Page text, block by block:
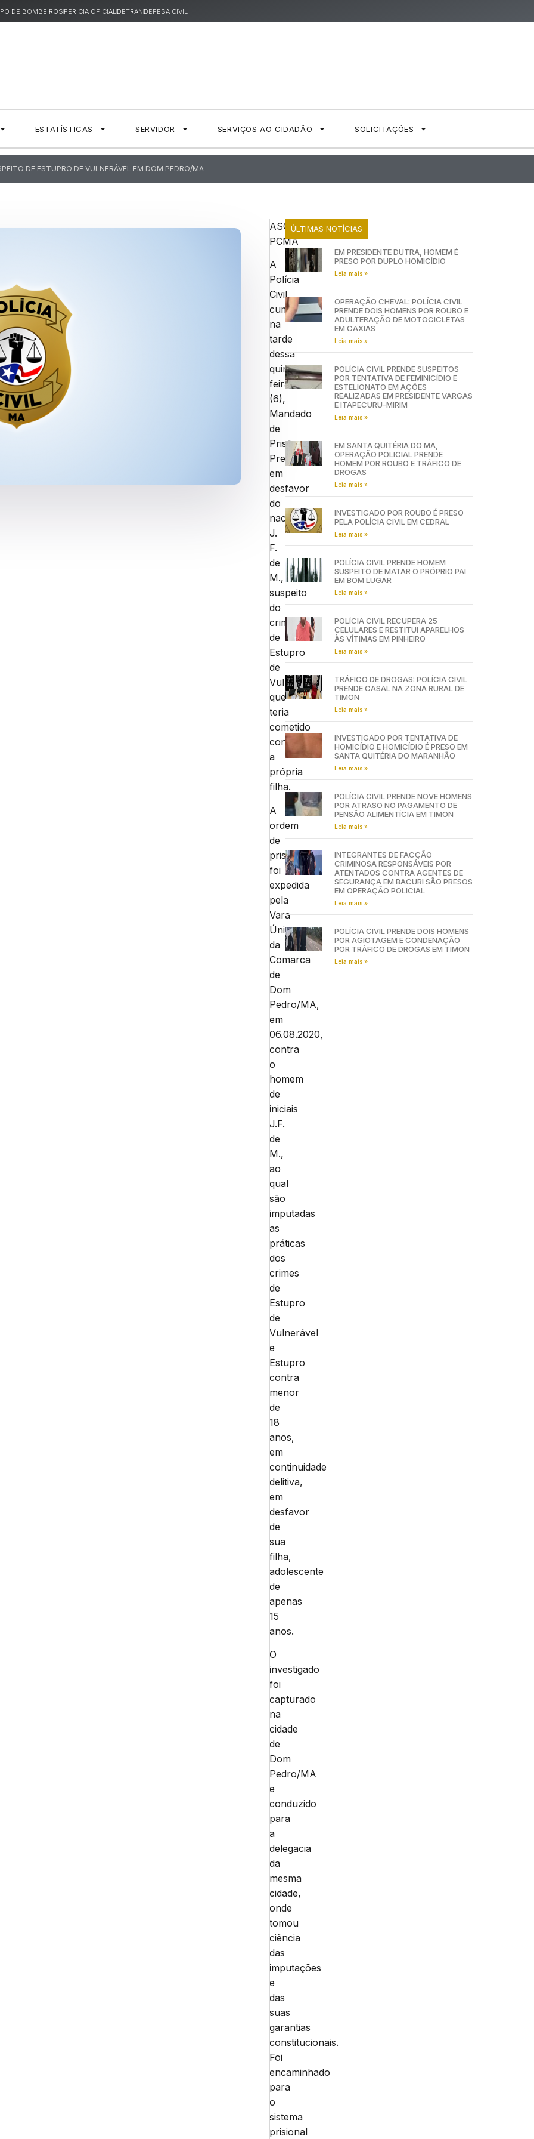
DE BOMBEIROSPERÍCIA OFICIALDETRANDEFESA CIVIL
ESTATÍSTICAS SERVIDOR SERVIÇOS AO CIDADÃO SOLICITAÇÕES
DE ESTUPRO DE VULNERÁVEL EM DOM PEDRO/MA
ASCOM
PCMA
A
Polícia
Civil
cumpriu,
na
tarde
dessa
quinta-
feira
(6),
Mandado
de
Prisão
Preventiva,
em
desfavor
do
nacional
J.
F.
de
M.,
suspeito
do
crime
de
Estupro
de
Vulnerável
que
teria
cometido
contra
a
própria
filha.
A
ordem
de
prisão
foi
expedida
pela
Vara
Única
da
Comarca
de
Dom
Pedro/MA,
em
06.08.2020,
contra
o
homem
de
iniciais
J.F.
de
M.,
ao
qual
são
imputadas
as
práticas
dos
crimes
de
Estupro
de
Vulnerável
e
Estupro
contra
menor
de
18
anos,
em
continuidade
delitiva,
em
desfavor
de
sua
filha,
adolescente
de
apenas
15
anos.
O
investigado
foi
capturado
na
cidade
de
Dom
Pedro/MA
e
conduzido
para
a
delegacia
da
mesma
cidade,
onde
tomou
ciência
das
imputações
e
das
suas
garantias
constitucionais.
Foi
encaminhado
para
o
sistema
prisional
ÚLTIMAS NOTÍCIAS
EM PRESIDENTE DUTRA, HOMEM É
PRESO POR DUPLO HOMICÍDIO
Leia mais »
OPERAÇÃO CHEVAL: POLÍCIA CIVIL
PRENDE DOIS HOMENS POR ROUBO E
ADULTERAÇÃO DE MOTOCICLETAS
EM CAXIAS
Leia mais »
POLÍCIA CIVIL PRENDE SUSPEITOS
POR TENTATIVA DE FEMINICÍDIO E
ESTELIONATO EM AÇÕES
REALIZADAS EM PRESIDENTE VARGAS
E ITAPECURU-MIRIM
Leia mais »
EM SANTA QUITÉRIA DO MA,
OPERAÇÃO POLICIAL PRENDE
HOMEM POR ROUBO E TRÁFICO DE
DROGAS
Leia mais »
INVESTIGADO POR ROUBO É PRESO
PELA POLÍCIA CIVIL EM CEDRAL
Leia mais »
POLÍCIA CIVIL PRENDE HOMEM
SUSPEITO DE MATAR O PRÓPRIO PAI
EM BOM LUGAR
Leia mais »
POLÍCIA CIVIL RECUPERA 25
CELULARES E RESTITUI APARELHOS
ÀS VÍTIMAS EM PINHEIRO
Leia mais »
TRÁFICO DE DROGAS: POLÍCIA CIVIL
PRENDE CASAL NA ZONA RURAL DE
TIMON
Leia mais »
INVESTIGADO POR TENTATIVA DE
HOMICÍDIO E HOMICÍDIO É PRESO EM
SANTA QUITÉRIA DO MARANHÃO
Leia mais »
POLÍCIA CIVIL PRENDE NOVE HOMENS
POR ATRASO NO PAGAMENTO DE
PENSÃO ALIMENTÍCIA EM TIMON
Leia mais »
INTEGRANTES DE FACÇÃO
CRIMINOSA RESPONSÁVEIS POR
ATENTADOS CONTRA AGENTES DE
SEGURANÇA EM BACURI SÃO PRESOS
EM OPERAÇÃO POLICIAL
Leia mais »
POLÍCIA CIVIL PRENDE DOIS HOMENS
POR AGIOTAGEM E CONDENAÇÃO
POR TRÁFICO DE DROGAS EM TIMON
Leia mais »